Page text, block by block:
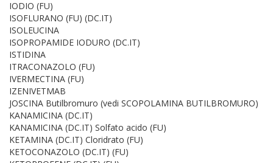
IODIO (FU)
ISOFLURANO (FU) (DC.IT)
ISOLEUCINA
ISOPROPAMIDE IODURO (DC.IT)
ISTIDINA
ITRACONAZOLO (FU)
IVERMECTINA (FU)
IZENIVETMAB
JOSCINA Butilbromuro (vedi SCOPOLAMINA BUTILBROMURO)
KANAMICINA (DC.IT)
KANAMICINA (DC.IT) Solfato acido (FU)
KETAMINA (DC.IT) Cloridrato (FU)
KETOCONAZOLO (DC.IT) (FU)